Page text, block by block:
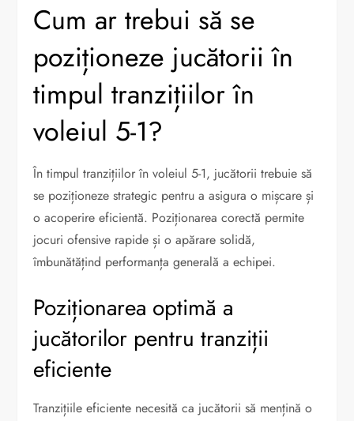
Cum ar trebui să se
poziționeze jucătorii în
timpul tranzițiilor în
voleiul 5-1?
În timpul tranzițiilor în voleiul 5-1, jucătorii trebuie să
se poziționeze strategic pentru a asigura o mișcare și
o acoperire eficientă. Poziționarea corectă permite
jocuri ofensive rapide și o apărare solidă,
îmbunătățind performanța generală a echipei.
Poziționarea optimă a
jucătorilor pentru tranziții
eficiente
Tranzițiile eficiente necesită ca jucătorii să mențină o